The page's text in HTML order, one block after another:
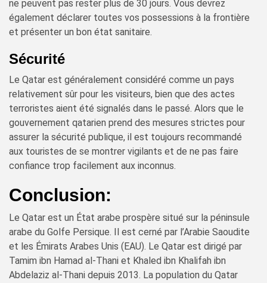
ne peuvent pas rester plus de 30 jours. Vous devrez
également déclarer toutes vos possessions à la frontière
et présenter un bon état sanitaire.
Sécurité
Le Qatar est généralement considéré comme un pays
relativement sûr pour les visiteurs, bien que des actes
terroristes aient été signalés dans le passé. Alors que le
gouvernement qatarien prend des mesures strictes pour
assurer la sécurité publique, il est toujours recommandé
aux touristes de se montrer vigilants et de ne pas faire
confiance trop facilement aux inconnus.
Conclusion:
Le Qatar est un État arabe prospère situé sur la péninsule
arabe du Golfe Persique. Il est cerné par l’Arabie Saoudite
et les Émirats Arabes Unis (EAU). Le Qatar est dirigé par
Tamim ibn Hamad al-Thani et Khaled ibn Khalifah ibn
Abdelaziz al-Thani depuis 2013. La population du Qatar